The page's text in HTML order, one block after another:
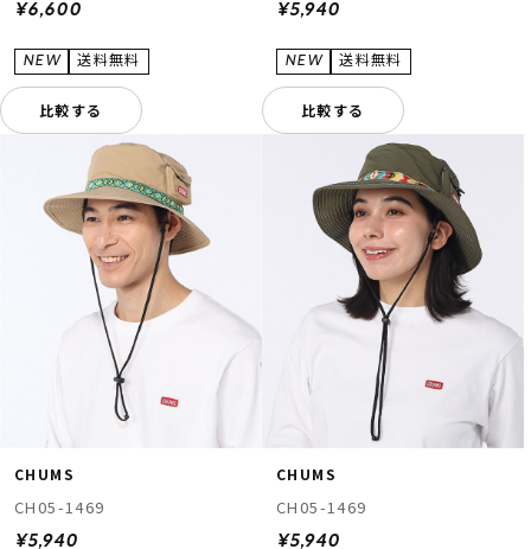
¥6,600
比較する
¥5,940
比較する
CHUMS
CH05-1469
¥5,940
CHUMS
CH05-1469
¥5,940